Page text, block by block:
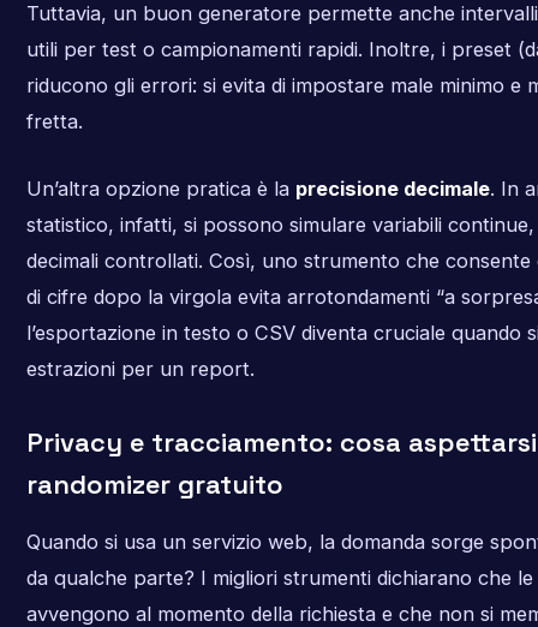
Tuttavia, un buon generatore permette anche intervalli
utili per test o campionamenti rapidi. Inoltre, i preset
riducono gli errori: si evita di impostare male minimo e
fretta.
Un’altra opzione pratica è la precisione decimale. In
statistico, infatti, si possono simulare variabili
decimali controllati. Così, uno strumento che consente
di cifre dopo la virgola evita arrotondamenti “a
l’esportazione in testo o CSV diventa cruciale quando
estrazioni per un report.
Privacy e tracciamento: cosa
randomizer gratuito
Quando si usa un servizio web, la domanda sorge
da qualche parte? I migliori strumenti dichiarano che
avvengono al momento della richiesta e che non si